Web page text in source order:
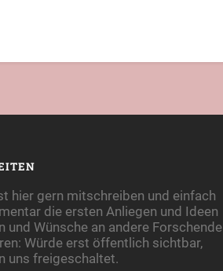
hier gern mitschreiben und einfach
die ersten Anliegen und Ideen
und Wünsche an andere Forschende
Würde erst öffentlich sichtbar,
uns freigeschaltet.